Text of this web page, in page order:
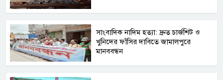
সাংবাদিক নাদিম হত্যা: দ্রুত চার্জশিট ও
খুনিদের ফাঁসির দাবিতে জামালপুরে
মানববন্ধন